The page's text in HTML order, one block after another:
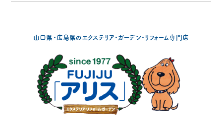
山口県・広島県のエクステリア・ガーデン・リフォーム専門店